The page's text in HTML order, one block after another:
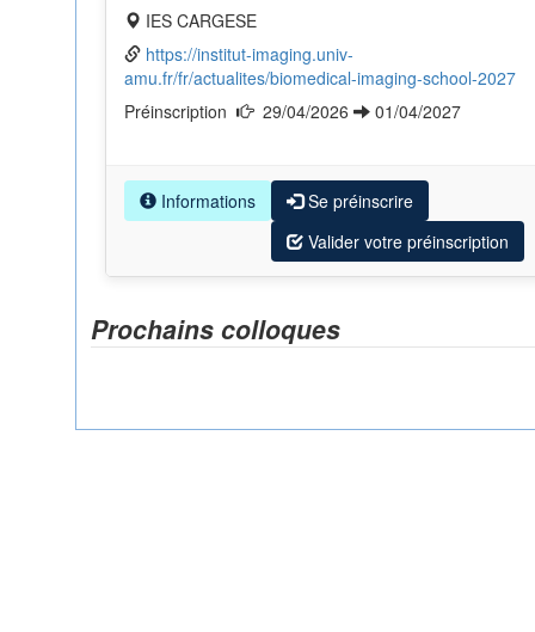
IES CARGESE
https://institut-imaging.univ-
amu.fr/fr/actualites/biomedical-imaging-school-2027
29/04/2026 01/04/2027
Informations
Se préinscrire
Valider votre préinscription
Prochains colloques